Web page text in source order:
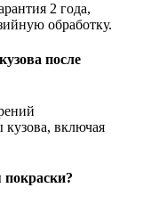
2 года,
обработку.
после
кузова, включая